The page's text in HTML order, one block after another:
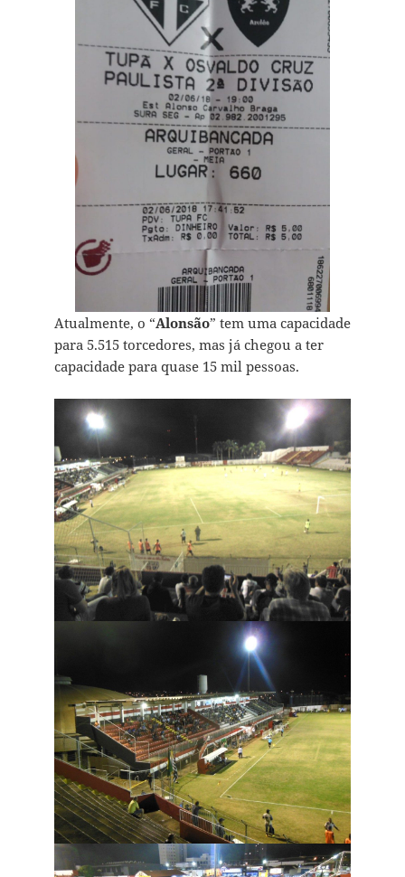
Atualmente, o “Alonsão” tem uma capacidade
para 5.515 torcedores, mas já chegou a ter
capacidade para quase 15 mil pessoas.